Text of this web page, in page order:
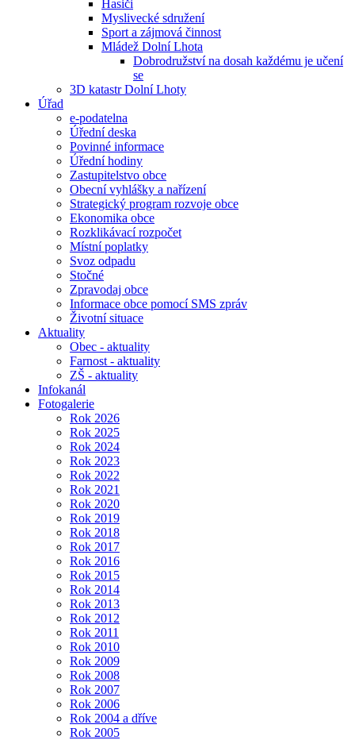
Hasiči
Myslivecké sdružení
Sport a zájmová činnost
Mládež Dolní Lhota
Dobrodružství na dosah každému je učení
se
3D katastr Dolní Lhoty
Úřad
e-podatelna
Úřední deska
Povinné informace
Úřední hodiny
Zastupitelstvo obce
Obecní vyhlášky a nařízení
Strategický program rozvoje obce
Ekonomika obce
Rozklikávací rozpočet
Místní poplatky
Svoz odpadu
Stočné
Zpravodaj obce
Informace obce pomocí SMS zpráv
Životní situace
Aktuality
Obec - aktuality
Farnost - aktuality
ZŠ - aktuality
Infokanál
Fotogalerie
Rok 2026
Rok 2025
Rok 2024
Rok 2023
Rok 2022
Rok 2021
Rok 2020
Rok 2019
Rok 2018
Rok 2017
Rok 2016
Rok 2015
Rok 2014
Rok 2013
Rok 2012
Rok 2011
Rok 2010
Rok 2009
Rok 2008
Rok 2007
Rok 2006
Rok 2004 a dříve
Rok 2005